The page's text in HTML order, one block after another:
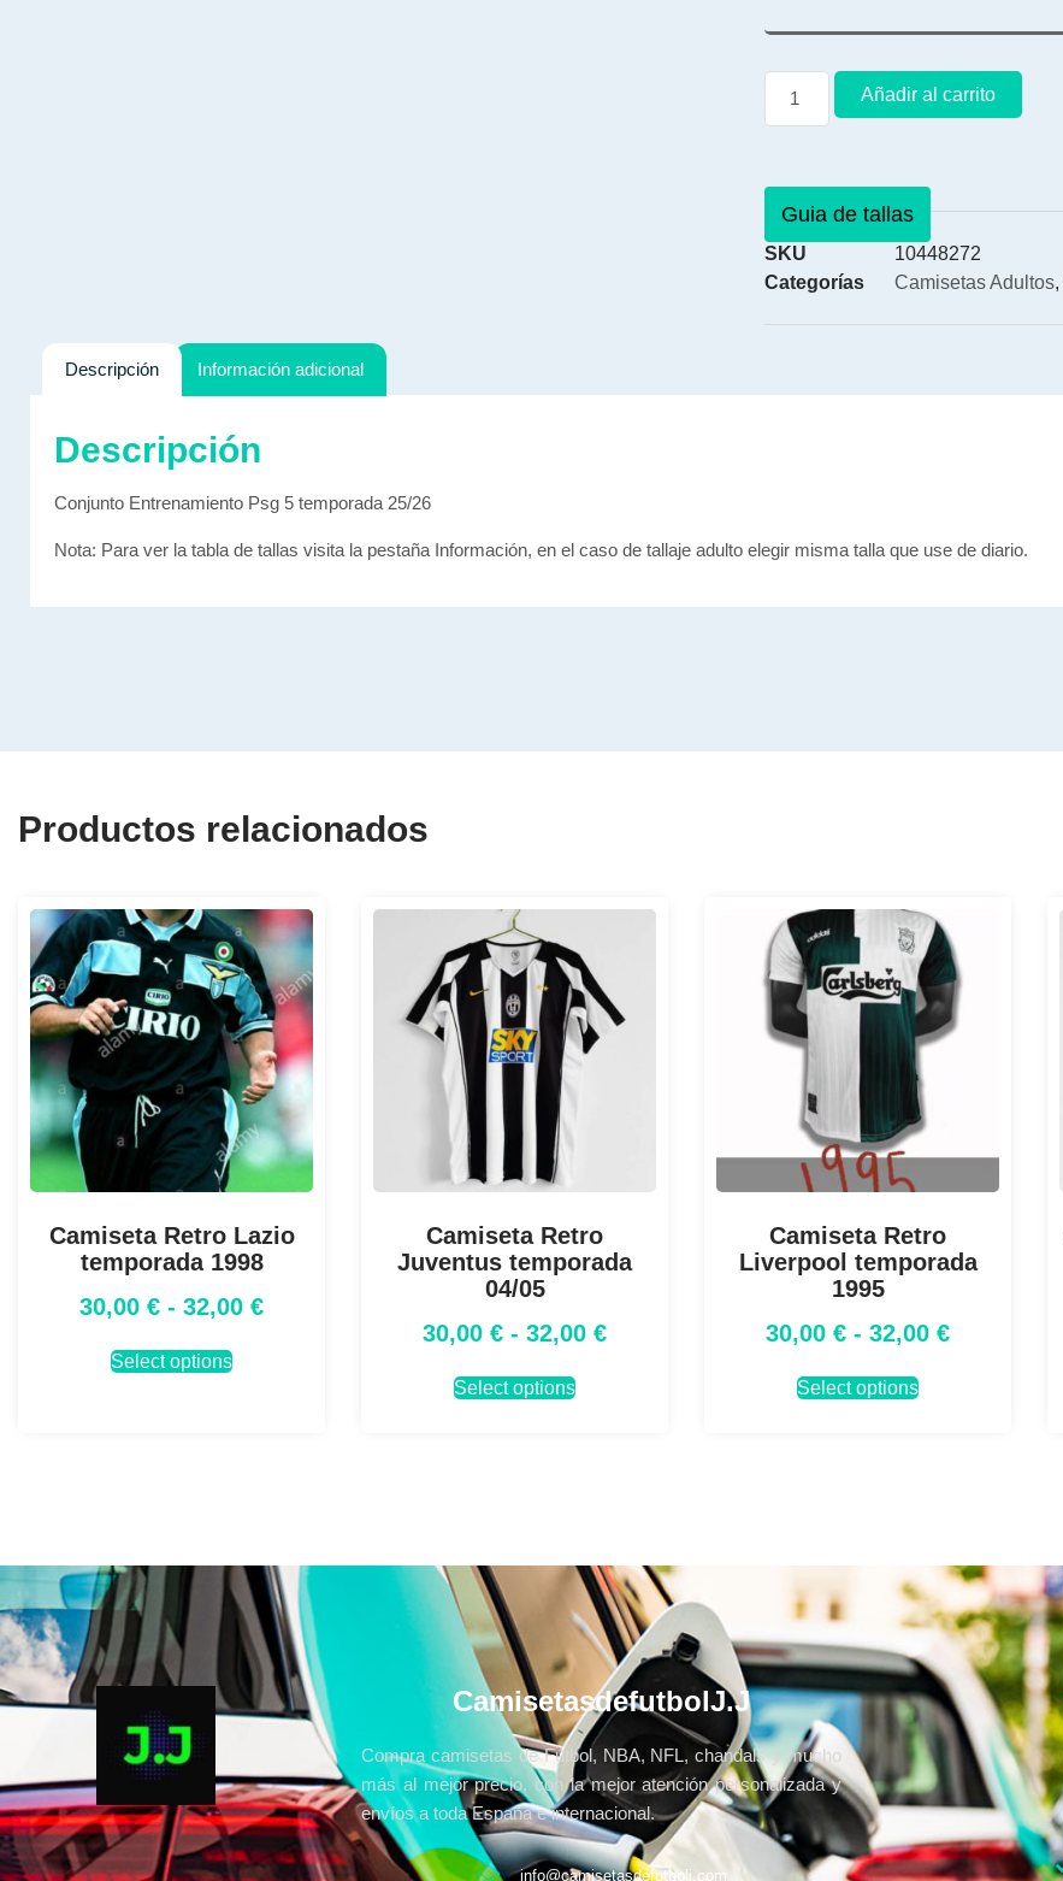
Añadir al carrito
Guia de tallas
SKU
10448272
Categorías
Camisetas Adultos,
Descripción Información adicional
Descripción
Conjunto Entrenamiento Psg 5 temporada 25/26
Nota: Para ver la tabla de tallas visita la pestaña Información, en el caso de tallaje adulto elegir misma talla que use de diario.
Productos relacionados
Camiseta Retro Lazio
temporada 1998
30,00 € - 32,00 €
Select options
Camiseta Retro
Juventus temporada
04/05
30,00 € - 32,00 €
Select options
Camiseta Retro
Liverpool temporada
1995
30,00 € - 32,00 €
Select options
CamisetasdefutbolJ.J
Compra camisetas de Fútbol, NBA, NFL, chandals y mucho
más al mejor precio, con la mejor atención personalizada y
envíos a toda España e internacional.
info@camisetasdefutbolj.com